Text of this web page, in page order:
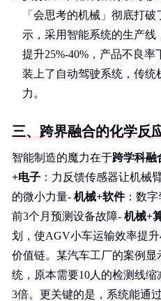
「会思考的机械」彻底打
示，采用智能系统的生产线
提升25%-40%，产品不良
装上了自动驾驶系统，传统
力。
三、跨界融合的化学反
智能制造的魔力在于跨学科融
+电子 ：力反馈传感器让机械
的微小力量- 机械+软件：数字
前3个月预测设备故障- 机械+
划，使AGV小车运输效率提
价值链。某汽车工厂的案例
统，原本需要10人的检测线
3倍。更关键的是，系统能通